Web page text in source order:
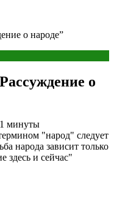
о народе”
о
1 минуты
"народ" следует
народа зависит только
здесь и сейчас"